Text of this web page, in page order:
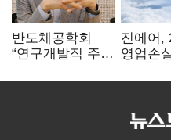
반도체공학회
“연구개발직 주
개선해야”
진에어,
영업손
상승 여